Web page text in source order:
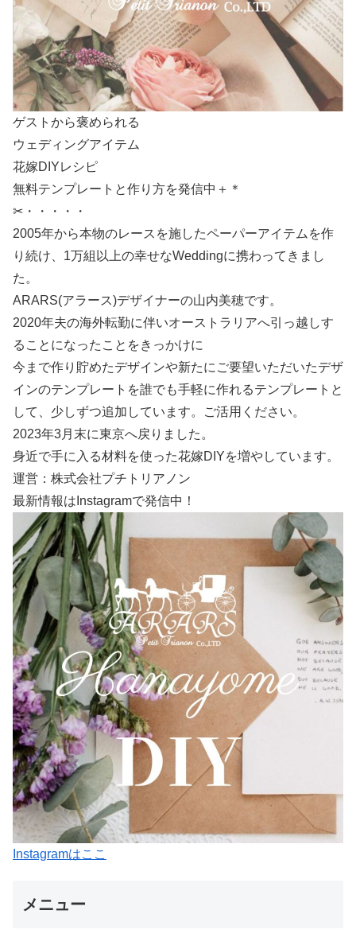
ゲストから褒められる
ウェディングアイテム
花嫁DIYレシピ
無料テンプレートと作り方を発信中＋＊
✂・・・・・
2005年から本物のレースを施したペーパーアイテムを作
り続け、1万組以上の幸せなWeddingに携わってきまし
た。
ARARS(アラース)デザイナーの山内美穂です。
2020年夫の海外転勤に伴いオーストラリアへ引っ越しす
ることになったことをきっかけに
今まで作り貯めたデザインや新たにご要望いただいたデザ
インのテンプレートを誰でも手軽に作れるテンプレートと
して、少しずつ追加しています。ご活用ください。
2023年3月末に東京へ戻りました。
身近で手に入る材料を使った花嫁DIYを増やしています。
運営：株式会社プチトリアノン
最新情報はInstagramで発信中！
Instagramはここ
メニュー